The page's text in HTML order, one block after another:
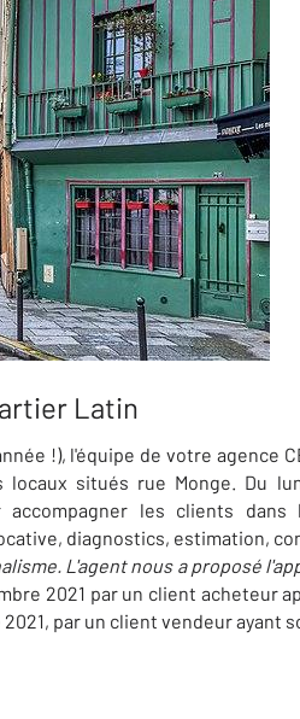
Latin
!), l'équipe de votre agence
situés rue Monge. Du
les clients
diagnostics, estimation,
L'agent nous a proposé
2021 par un client acheteur
par un client vendeur ayant